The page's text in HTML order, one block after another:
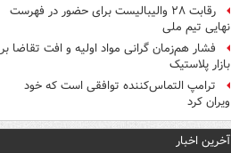
رقابت ۲۸ والیبالیست برای حضور در فهرست
نهایی تیم ملی
فشار هم‌زمان گرانی مواد اولیه و افت تقاضا بر
بازار پلاستیک
ترامپ التماس‌کننده توافقی است که خود
ویران کرد
آخرین اخبار